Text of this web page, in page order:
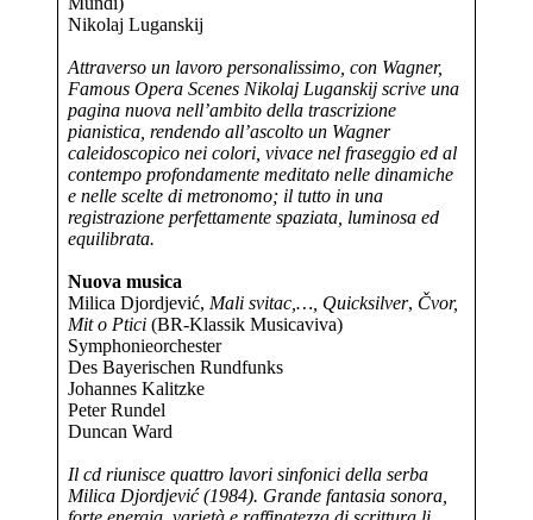
Nikolaj Luganskij
Attraverso un lavoro personalissimo, con Wagner,
Famous Opera Scenes Nikolaj Luganskij scrive una
pagina nuova nell’ambito della trascrizione
pianistica, rendendo all’ascolto un Wagner
caleidoscopico nei colori, vivace nel fraseggio ed al
contempo profondamente meditato nelle dinamiche
e nelle scelte di metronomo; il tutto in una
registrazione perfettamente spaziata, luminosa ed
equilibrata.
Nuova musica
Milica Djordjević, Mali svitac,…, Quicksilver, Čvor,
Mit o Ptici (BR-Klassik Musicaviva)
Symphonieorchester
Des Bayerischen Rundfunks
Johannes Kalitzke
Peter Rundel
Duncan Ward
Il cd riunisce quattro lavori sinfonici della serba
Milica Djordjević (1984). Grande fantasia sonora,